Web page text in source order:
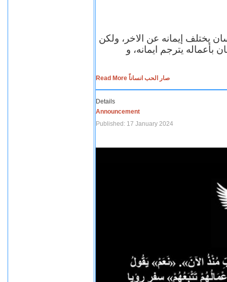
يختلف إيمانه عن الاخر، ولكن
بأعماله يترجم ايمانه، و
Read More صار الحب انساناً
Details
Announcement
Published: 17 January 2024